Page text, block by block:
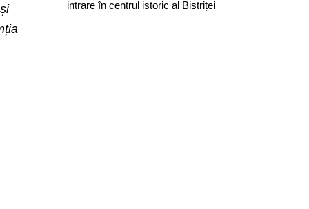
intrare în centrul istoric al Bistriței